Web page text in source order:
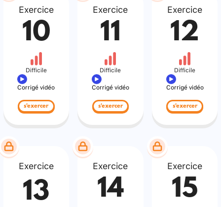
Exercice
10
Difficile
Corrigé vidéo
s'exercer
Exercice
11
Difficile
Corrigé vidéo
s'exercer
Exercice
12
Difficile
Corrigé vidéo
s'exercer
Exercice
13
Exercice
14
Exercice
15